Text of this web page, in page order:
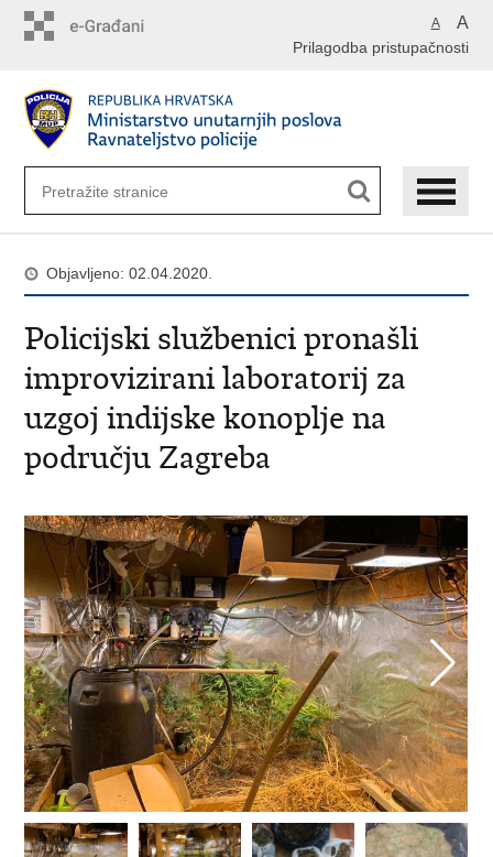
A A
Prilagodba pristupačnosti
Objavljeno: 02.04.2020.
Policijski službenici pronašli
improvizirani laboratorij za
uzgoj indijske konoplje na
području Zagreba